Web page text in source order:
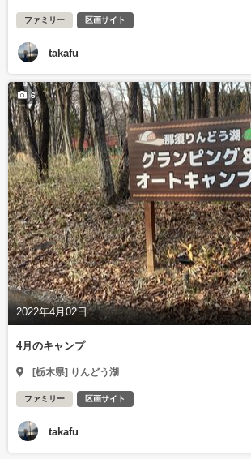
ファミリー 区画サイト
takafu
2022年4月02日
6
4月のキャンプ
[栃木県] りんどう湖
ファミリー 区画サイト
takafu